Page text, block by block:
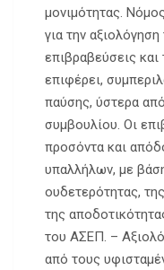
μονιμότητας.
για την
επιβραβεύσεις
επιφέρει,
παύσης, ύστερα
συμβουλίου. Οι
προσόντα και
υπαλλήλων, με
ουδετερότητας,
της
του ΑΣΕΠ. –
από τους